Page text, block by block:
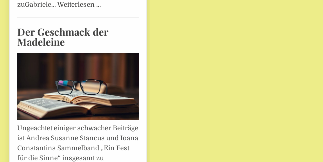
zuGabriele… Weiterlesen …
Der Geschmack der
Madeleine
Ungeachtet einiger schwacher Beiträge
ist Andrea Susanne Stancus und Ioana
Constantins Sammelband „Ein Fest
für die Sinne“ insgesamt zu